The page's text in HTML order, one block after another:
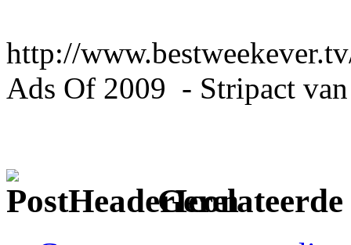
http://
Ads Of 2009 - Stripact